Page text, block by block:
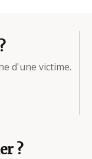
d'une victime.
?